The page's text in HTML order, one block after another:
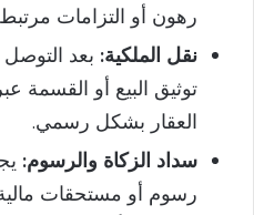
رهون أو التزامات
نقل الملكية: بعد التوصل
توثيق البيع أو القسمة
العقار بشكل رسمي.
سداد الزكاة والرسوم:
رسوم أو مستحقات